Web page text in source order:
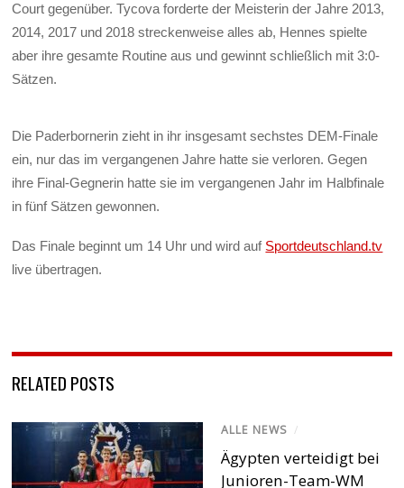
Court gegenüber. Tycova forderte der Meisterin der Jahre 2013,
2014, 2017 und 2018 streckenweise alles ab, Hennes spielte
aber ihre gesamte Routine aus und gewinnt schließlich mit 3:0-
Sätzen.
Die Paderbornerin zieht in ihr insgesamt sechstes DEM-Finale
ein, nur das im vergangenen Jahre hatte sie verloren. Gegen
ihre Final-Gegnerin hatte sie im vergangenen Jahr im Halbfinale
in fünf Sätzen gewonnen.
Das Finale beginnt um 14 Uhr und wird auf Sportdeutschland.tv
live übertragen.
RELATED POSTS
ALLE NEWS /
Ägypten verteidigt bei
Junioren-Team-WM